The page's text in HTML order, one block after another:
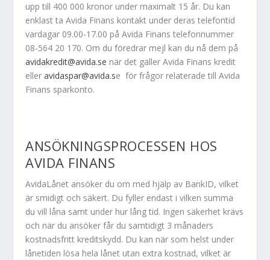
upp till 400 000 kronor under maximalt 15 år. Du kan
enklast ta Avida Finans kontakt under deras telefontid
vardagar 09.00-17.00 på Avida Finans telefonnummer
08-564 20 170. Om du föredrar mejl kan du nå dem på
avidakredit@avida.se när det gäller Avida Finans kredit
elleravidaspar@avida.se för frågor relaterade till Avida
Finans sparkonto.
ANSÖKNINGSPROCESSEN HOS
AVIDA FINANS
AvidaLånet ansöker du om med hjälp av BankID, vilket
är smidigt och säkert. Du fyller endast i vilken summa
du vill låna samt under hur lång tid. Ingen säkerhet krävs
och när du ansöker får du samtidigt 3 månaders
kostnadsfritt kreditskydd. Du kan när som helst under
lånetiden lösa hela lånet utan extra kostnad, vilket är